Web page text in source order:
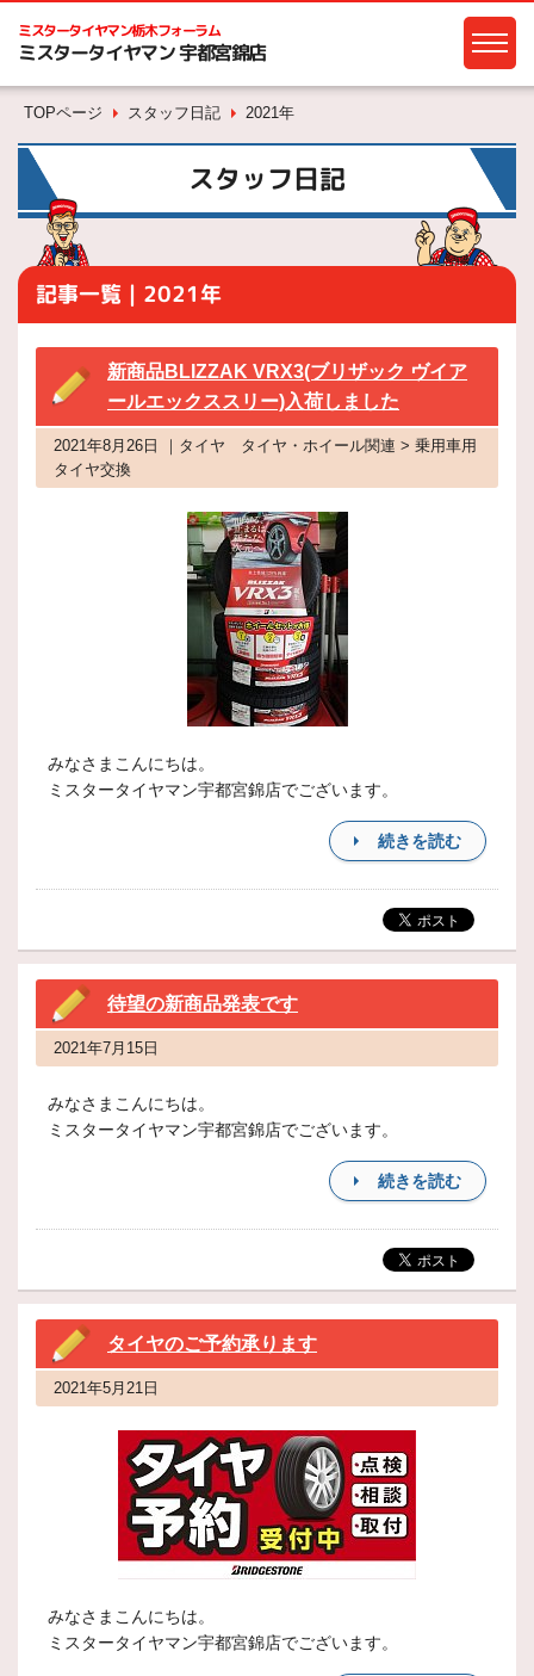
ミスタータイヤマン栃木フォーラム
ミスタータイヤマン 宇都宮錦店
TOPページ スタッフ日記 2021年
スタッフ日記
記事一覧｜2021年
新商品BLIZZAK VRX3(ブリザック ヴイア
ールエックススリー)入荷しました
2021年8月26日 ｜タイヤ タイヤ・ホイール関連 > 乗用車用
タイヤ交換
みなさまこんにちは。
ミスタータイヤマン宇都宮錦店でございます。
続きを読む
待望の新商品発表です
2021年7月15日
みなさまこんにちは。
ミスタータイヤマン宇都宮錦店でございます。
続きを読む
タイヤのご予約承ります
2021年5月21日
みなさまこんにちは。
ミスタータイヤマン宇都宮錦店でございます。